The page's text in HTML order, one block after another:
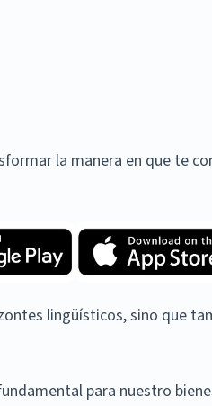
la manera en que te
lingüísticos, sino que
para nuestro